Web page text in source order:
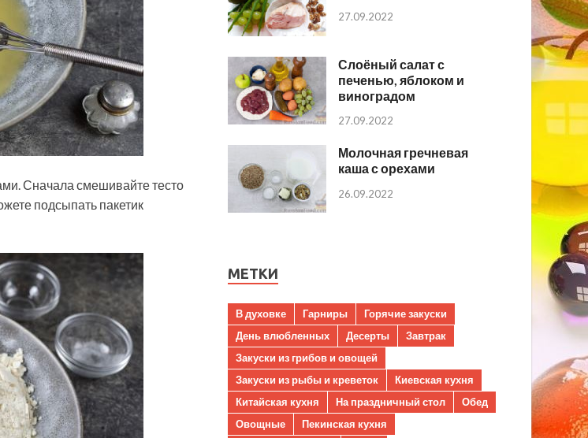
Сначала смешивайте тесто
подсыпать пакетик
27.09.2022
Слоёный салат с
печенью, яблоком и
виноградом
27.09.2022
Молочная гречневая
каша с орехами
26.09.2022
МЕТКИ
В духовке Гарниры
Горячие закуски
День влюбленных
Десерты
Завтрак
Закуски из грибов и овощей
Закуски из рыбы и креветок
Киевская кухня
Китайская кухня
На праздничный стол
Обед
Овощные
Пекинская кухня